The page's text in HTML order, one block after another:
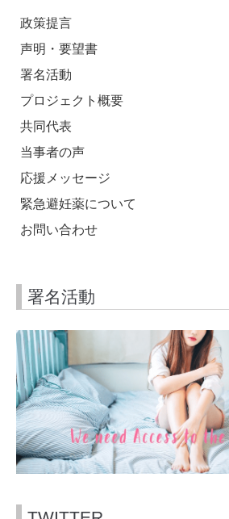
政策提言
声明・要望書
署名活動
プロジェクト概要
共同代表
当事者の声
応援メッセージ
緊急避妊薬について
お問い合わせ
署名活動